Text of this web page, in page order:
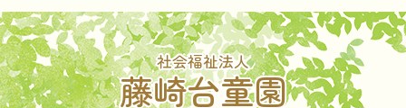
社会福祉法人
藤崎台童園